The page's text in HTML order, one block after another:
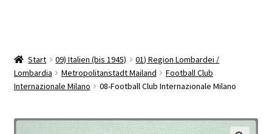
Start 09) Italien (bis 1945)
01) Region Lombardei /
Lombardia
Metropolitanstadt Mailand
Football Club
Internazionale Milano
08-Football Club Internazionale Milano